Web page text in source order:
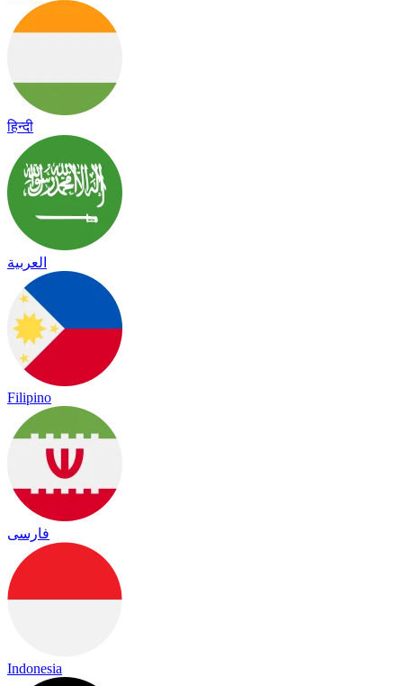
हिन्दी
العربية
Filipino
فارسی
Indonesia